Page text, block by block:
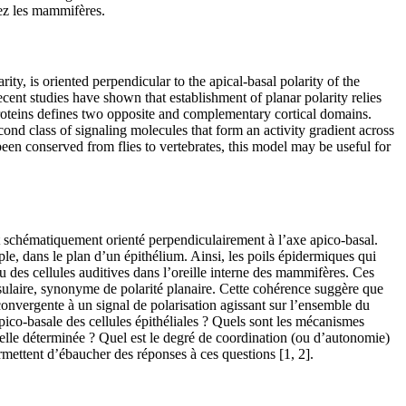
les mammifères.
is oriented perpendicular to the apical-basal polarity of the
studies have shown that establishment of planar polarity relies
defines two opposite and complementary cortical domains.
class of signaling molecules that form an activity gradient across
conserved from flies to vertebrates, this model may be useful for
orienté perpendiculairement à l’axe apico-basal.
dans le plan d’un épithélium. Ainsi, les poils épidermiques qui
des cellules auditives dans l’oreille interne des mammifères. Ces
synonyme de polarité planaire. Cette cohérence suggère que
à un signal de polarisation agissant sur l’ensemble du
basale des cellules épithéliales ? Quels sont les mécanismes
déterminée ? Quel est le degré de coordination (ou d’autonomie)
d’ébaucher des réponses à ces questions [1, 2].